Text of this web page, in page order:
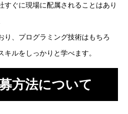
すぐに現場に配属されることはあり
り、プログラミング技術はもちろ
ルをしっかりと学べます。
方法について